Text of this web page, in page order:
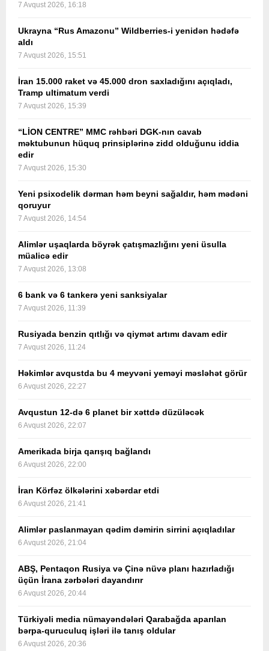
7 Avqust 2026, 16:18
Ukrayna “Rus Amazonu” Wildberries-i yenidən hədəfə
aldı
7 Avqust 2026, 15:51
İran 15.000 raket və 45.000 dron saxladığını açıqladı,
Tramp ultimatum verdi
7 Avqust 2026, 15:39
“LİON CENTRE” MMC rəhbəri DGK-nın cavab
məktubunun hüquq prinsiplərinə zidd olduğunu iddia
edir
7 Avqust 2026, 15:30
Yeni psixodelik dərman həm beyni sağaldır, həm mədəni
qoruyur
7 Avqust 2026, 14:54
Alimlər uşaqlarda böyrək çatışmazlığını yeni üsulla
müalicə edir
7 Avqust 2026, 13:08
6 bank və 6 tankerə yeni sanksiyalar
7 Avqust 2026, 11:39
Rusiyada benzin qıtlığı və qiymət artımı davam edir
7 Avqust 2026, 11:24
Həkimlər avqustda bu 4 meyvəni yeməyi məsləhət görür
6 Avqust 2026, 22:27
Avqustun 12-də 6 planet bir xəttdə düzüləcək
6 Avqust 2026, 22:07
Amerikada birja qarışıq bağlandı
6 Avqust 2026, 22:00
İran Körfəz ölkələrini xəbərdar etdi
6 Avqust 2026, 21:41
Alimlər paslanmayan qədim dəmirin sirrini açıqladılar
6 Avqust 2026, 21:04
ABŞ, Pentaqon Rusiya və Çinə nüvə planı hazırladığı
üçün İrana zərbələri dayandırır
6 Avqust 2026, 20:44
Türkiyəli media nümayəndələri Qarabağda aparılan
bərpa-quruculuq işləri ilə tanış oldular
6 Avqust 2026, 20:36